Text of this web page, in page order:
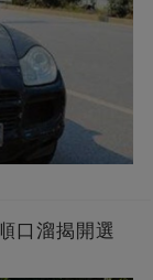
口溜揭開選